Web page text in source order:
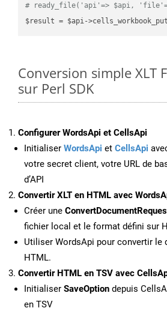
# ready_file('api'=> $api,
$result = $api-
Conversion simple XLT
sur Perl SDK
Configurer WordsApi et CellsApi
Initialiser WordsApi et CellsApi
votre secret client, votre URL de
d’API
Convertir XLT en HTML avec
Créer une
fichier local et le format défini sur
Utiliser WordsApi pour convertir le
HTML.
Convertir HTML en TSV avec
Initialiser SaveOption depuis
en TSV